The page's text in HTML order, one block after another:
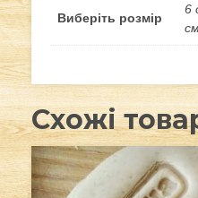
Виберіть розмір
6
Схожі